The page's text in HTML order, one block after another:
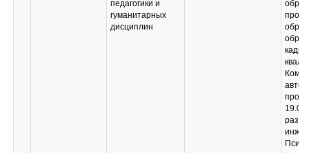
педагогики и
гуманитарных
дисциплин